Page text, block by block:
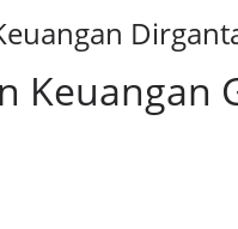
Keuangan